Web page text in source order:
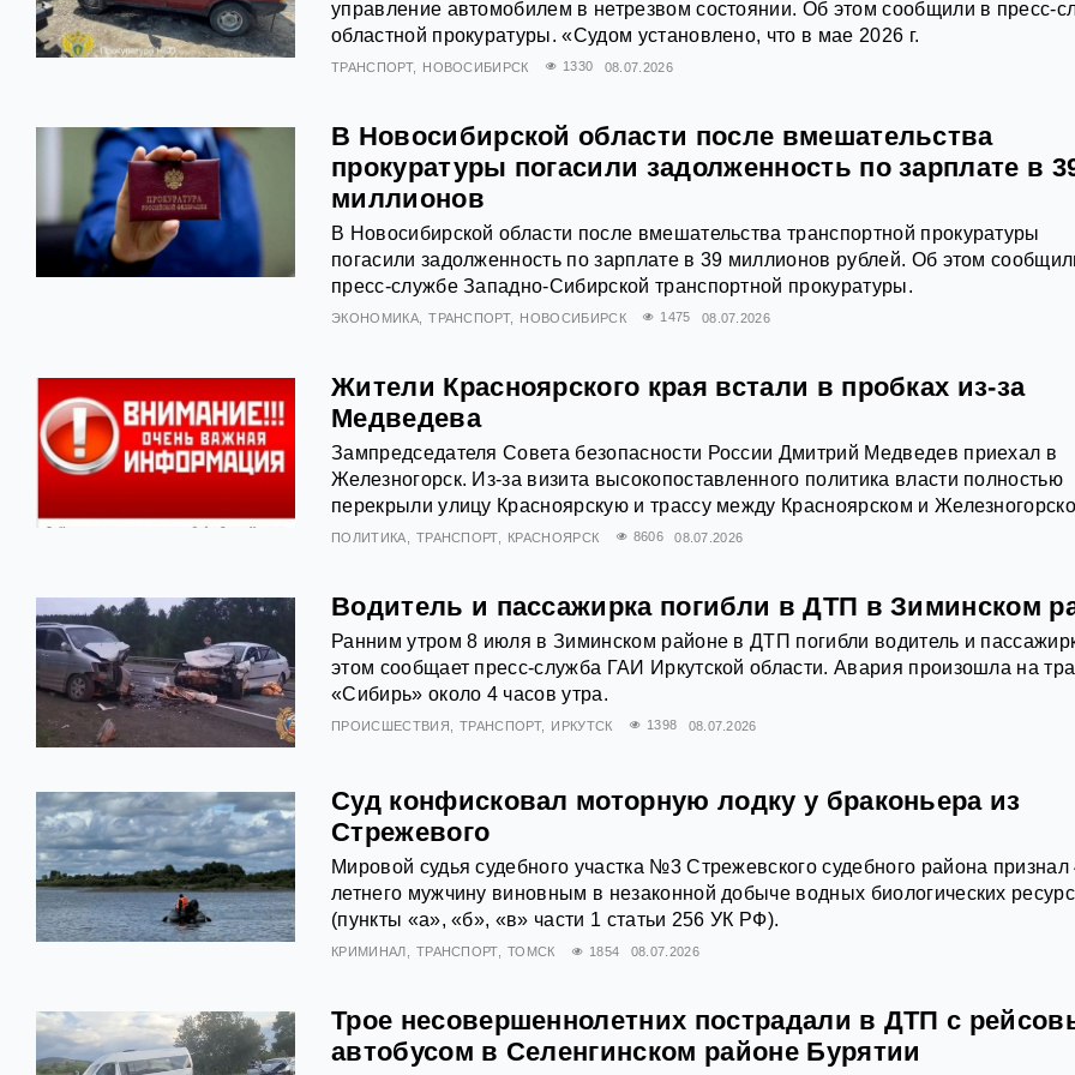
управление автомобилем в нетрезвом состоянии. Об этом сообщили в пресс-
областной прокуратуры. «Судом установлено, что в мае 2026 г.
ТРАНСПОРТ НОВОСИБИРСК 1330 08.07.2026
В Новосибирской области после вмешательства
прокуратуры погасили задолженность по зарплате в
миллионов
В Новосибирской области после вмешательства транспортной прокуратуры
погасили задолженность по зарплате в 39 миллионов рублей. Об этом
пресс-службе Западно-Сибирской транспортной прокуратуры.
ЭКОНОМИКА ТРАНСПОРТ НОВОСИБИРСК 1475 08.07.2026
Жители Красноярского края встали в пробках из-за
Медведева
Зампредседателя Совета безопасности России Дмитрий Медведев приехал в
Железногорск. Из-за визита высокопоставленного политика власти полностью
перекрыли улицу Красноярскую и трассу между Красноярском и
ПОЛИТИКА ТРАНСПОРТ КРАСНОЯРСК 8606 08.07.2026
Водитель и пассажирка погибли в ДТП в Зиминском
Ранним утром 8 июля в Зиминском районе в ДТП погибли водитель и
этом сообщает пресс‑служба ГАИ Иркутской области. Авария произошла на
«Сибирь» около 4 часов утра.
ПРОИСШЕСТВИЯ ТРАНСПОРТ ИРКУТСК 1398 08.07.2026
Суд конфисковал моторную лодку у браконьера из
Стрежевого
Мировой судья судебного участка №3 Стрежевского судебного района признал
летнего мужчину виновным в незаконной добыче водных биологических
(пункты «а», «б», «в» части 1 статьи 256 УК РФ).
КРИМИНАЛ ТРАНСПОРТ ТОМСК 1854 08.07.2026
Трое несовершеннолетних пострадали в ДТП с
автобусом в Селенгинском районе Бурятии